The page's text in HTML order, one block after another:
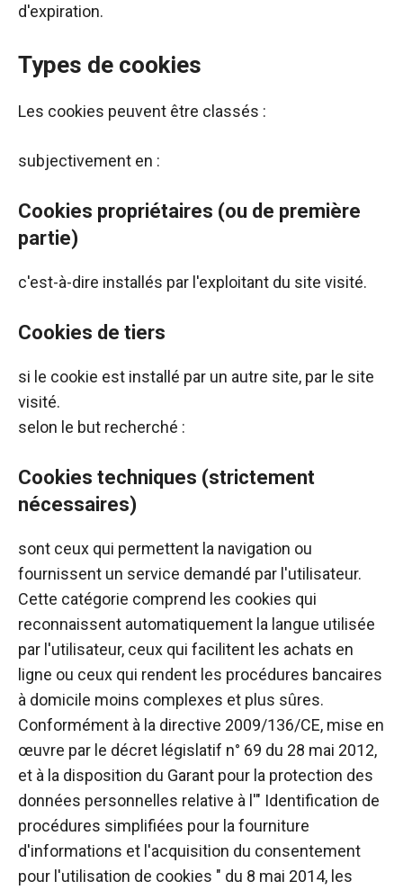
d'expiration.
Types de cookies
Les cookies peuvent être classés :
subjectivement en :
Cookies propriétaires (ou de première
partie)
c'est-à-dire installés par l'exploitant du site visité.
Cookies de tiers
si le cookie est installé par un autre site, par le site
visité.
selon le but recherché :
Cookies techniques (strictement
nécessaires)
sont ceux qui permettent la navigation ou
fournissent un service demandé par l'utilisateur.
Cette catégorie comprend les cookies qui
reconnaissent automatiquement la langue utilisée
par l'utilisateur, ceux qui facilitent les achats en
ligne ou ceux qui rendent les procédures bancaires
à domicile moins complexes et plus sûres.
Conformément à la directive 2009/136/CE, mise en
œuvre par le décret législatif n° 69 du 28 mai 2012,
et à la disposition du Garant pour la protection des
données personnelles relative à l'" Identification de
procédures simplifiées pour la fourniture
d'informations et l'acquisition du consentement
pour l'utilisation de cookies " du 8 mai 2014, les
comportement
site, vous
les chances
de voir des
des offres